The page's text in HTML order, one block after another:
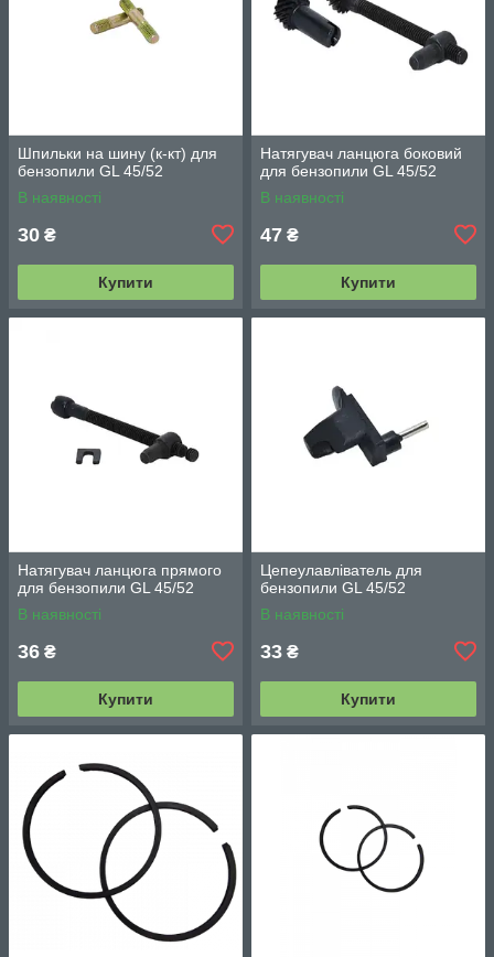
Шпильки на шину (к-кт) для
бензопили GL 45/52
В наявності
30 ₴
Купити
Натягувач ланцюга боковий
для бензопили GL 45/52
В наявності
47 ₴
Купити
Натягувач ланцюга прямого
для бензопили GL 45/52
В наявності
36 ₴
Купити
Цепеулавліватель для
бензопили GL 45/52
В наявності
33 ₴
Купити